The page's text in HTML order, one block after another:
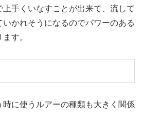
上手くいなすことが出来て、流して
かれそうになるのでパワーのある
す。
に使うルアーの種類も大きく関係